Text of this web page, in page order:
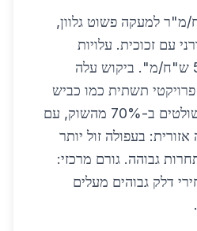
180 ש"ח/מ"ר למעקה פשוט גלוון,
עם זכוכית. עלויות
התקנה נוספות 50-80 ש"ח/מ". ביקוש עלה
פרויקטי תשתית כמו כביש
65. ספקים מקומיים שולטים ב-70% מהשוק, עם
אזורית: בעפולה זול יותר
תחרות גבוהה. גורם מרכזי:
של 4% ומחירי דלק גבוהים מעלים